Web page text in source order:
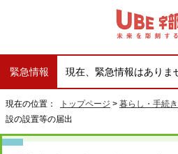
緊急情報 現在、緊急情報はありま
現在の位置： トップページ > 暮らし・手続き
設の設置等の届出